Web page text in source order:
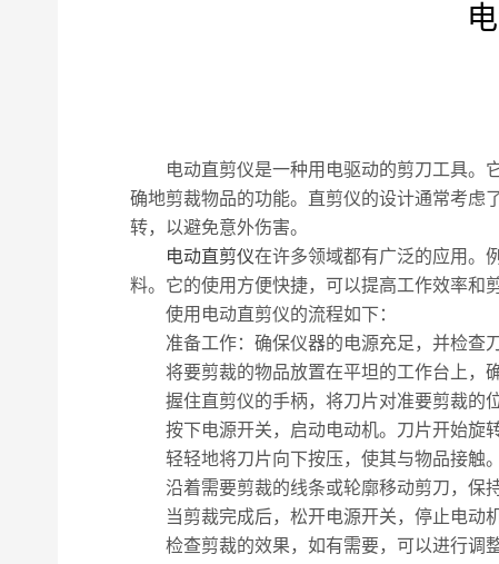
电动直剪仪是一种用电驱动的剪刀工具。它
确地剪裁物品的功能。直剪仪的设计通常考虑
转，以避免意外伤害。
电动直剪仪在许多领域都有广泛的应用。
料。它的使用方便快捷，可以提高工作效率和
使用电动直剪仪的流程如下：
准备工作：确保仪器的电源充足，并检查刀
将要剪裁的物品放置在平坦的工作台上，确
握住直剪仪的手柄，将刀片对准要剪裁的位
按下电源开关，启动电动机。刀片开始旋转
轻轻地将刀片向下按压，使其与物品接触。
沿着需要剪裁的线条或轮廓移动剪刀，保持
当剪裁完成后，松开电源开关，停止电动机
检查剪裁的效果，如有需要，可以进行调整